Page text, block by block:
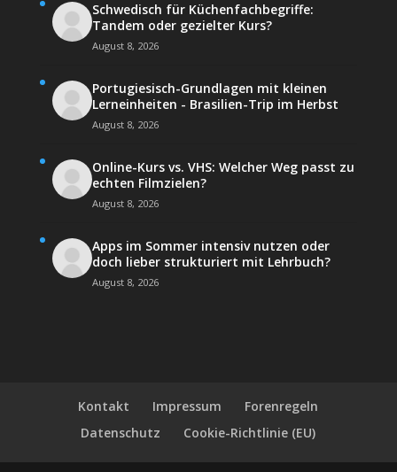
Schwedisch für Küchenfachbegriffe:
Tandem oder gezielter Kurs?
August 8, 2026
Portugiesisch-Grundlagen mit kleinen
Lerneinheiten - Brasilien-Trip im Herbst
August 8, 2026
Online-Kurs vs. VHS: Welcher Weg passt zu
echten Filmzielen?
August 8, 2026
Apps im Sommer intensiv nutzen oder
doch lieber strukturiert mit Lehrbuch?
August 8, 2026
Kontakt Impressum
Forenregeln
Datenschutz
Cookie-Richtlinie (EU)